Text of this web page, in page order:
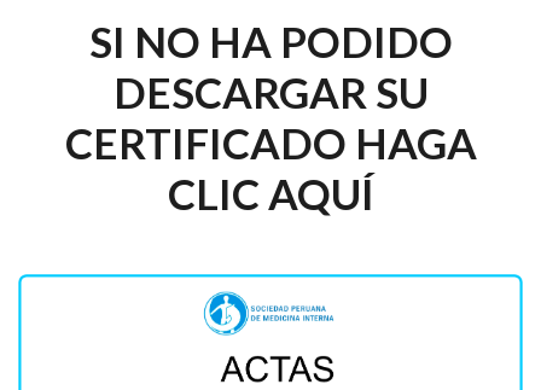
SI NO HA PODIDO
DESCARGAR SU
CERTIFICADO HAGA
CLIC AQUÍ